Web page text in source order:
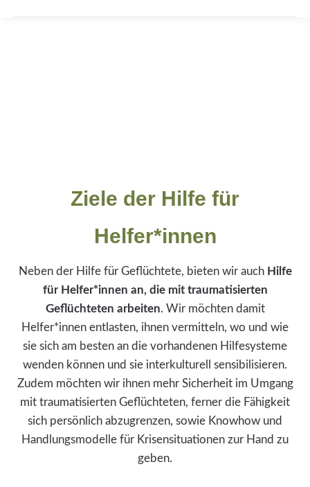
Ziele der Hilfe für
Helfer*innen
Neben der Hilfe für Geflüchtete, bieten wir auch Hilfe
für Helfer*innen an, die mit traumatisierten
Geflüchteten arbeiten. Wir möchten damit
Helfer*innen entlasten, ihnen vermitteln, wo und wie
sie sich am besten an die vorhandenen Hilfesysteme
wenden können und sie interkulturell sensibilisieren.
Zudem möchten wir ihnen mehr Sicherheit im Umgang
mit traumatisierten Geflüchteten, ferner die Fähigkeit
sich persönlich abzugrenzen, sowie Knowhow und
Handlungsmodelle für Krisensituationen zur Hand zu
geben.